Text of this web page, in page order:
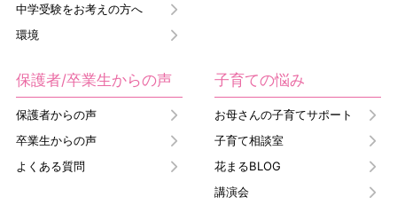
中学受験をお考えの方へ
環境
保護者/卒業生からの声
保護者からの声
卒業生からの声
よくある質問
子育ての悩み
お母さんの子育てサポート
子育て相談室
花まるBLOG
講演会